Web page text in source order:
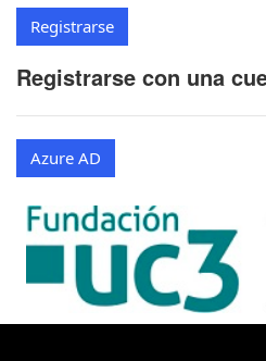
Registrarse con una
Azure AD